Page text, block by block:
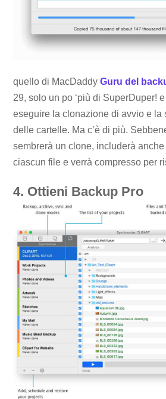
quello di MacDaddyGuru del
29, solo un po ‘più di SuperDuper!
eseguire la clonazione di avvio e la
delle cartelle. Ma c’è di più.
sembrerà un clone, includerà
ciascun file e verrà compresso per
4. Ottieni Backup Pro